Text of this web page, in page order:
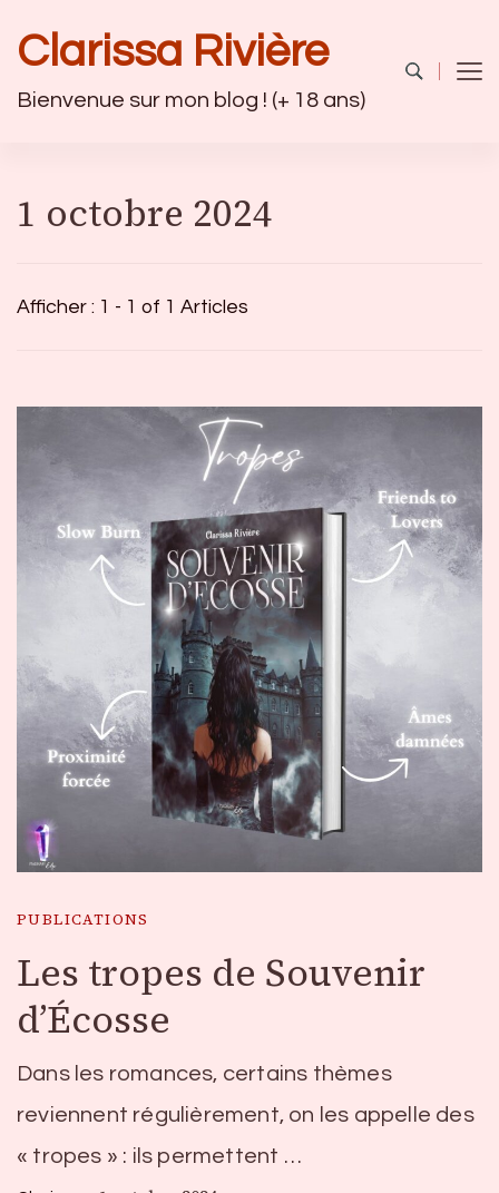
Clarissa Rivière
Bienvenue sur mon blog ! (+ 18 ans)
1 octobre 2024
Afficher : 1 - 1 of 1 Articles
PUBLICATIONS
Les tropes de Souvenir
d’Écosse
Dans les romances, certains thèmes
reviennent régulièrement, on les appelle des
« tropes » : ils permettent …